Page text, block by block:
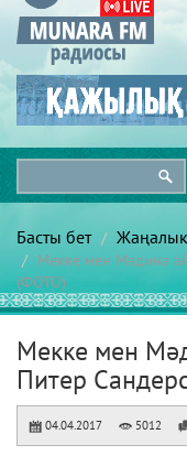
Басты бет
Мекке мен Мәдина
(ФОТО)
Мекке мен
Питер
04.04.2017 5012